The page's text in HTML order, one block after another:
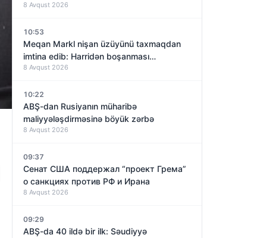
8 Avqust 2026
10:53
Meqan Markl nişan üzüyünü taxmaqdan
imtina edib: Harridən boşanması
yaxınlaşırmı?
8 Avqust 2026
10:22
ABŞ-dan Rusiyanın müharibə
maliyyələşdirməsinə böyük zərbə
8 Avqust 2026
09:37
Сенат США поддержал “проект Грема”
о санкциях против РФ и Ирана
8 Avqust 2026
09:29
ABŞ-da 40 ildə bir ilk: Səudiyyə